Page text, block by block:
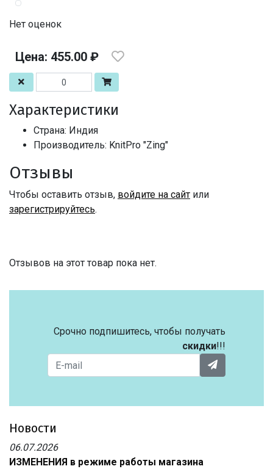
Нет оценок
Цена: 455.00 ₽
Характеристики
Страна: Индия
Производитель: KnitPro "Zing"
Отзывы
Чтобы оставить отзыв, войдите на сайт или
зарегистрируйтесь.
Отзывов на этот товар пока нет.
Срочно подпишитесь, чтобы получать
скидки!!!
Новости
06.07.2026
ИЗМЕНЕНИЯ в режиме работы магазина